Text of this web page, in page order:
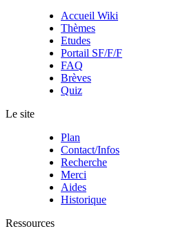
Accueil Wiki
Thèmes
Etudes
Portail SF/F/F
FAQ
Brèves
Quiz
Le site
Plan
Contact/Infos
Recherche
Merci
Aides
Historique
Ressources